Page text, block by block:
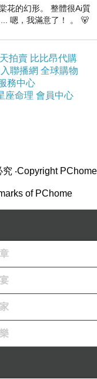
年參與此一出
一員，時任中和
積極向國防部
軍人付出青春
花的幻形。 整體很Ai質
嗯，我滿意了！ 。 🐻
拍賣 比比昂代購
聯播網 全球購物
務中心
座命理 會員中心
究 ‧Copyright PChome
of PChome